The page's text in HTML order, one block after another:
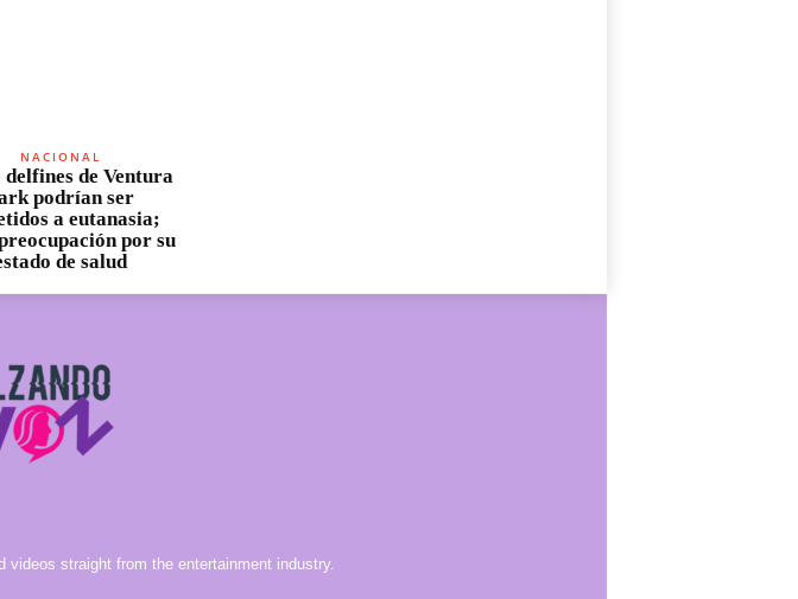
NACIONAL
delfines de Ventura
podrían ser
a eutanasia;
por su
de salud
videos straight from the entertainment industry.